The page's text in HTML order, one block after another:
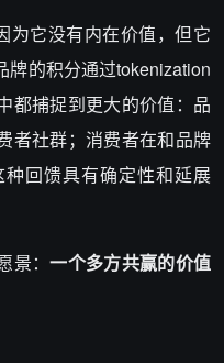
为它没有内在价值，但它
牌的积分通过tokenization
都捕捉到更大的价值：品
者社群；消费者在和品牌
回馈具有确定性和延展
景：一个多方共赢的价值